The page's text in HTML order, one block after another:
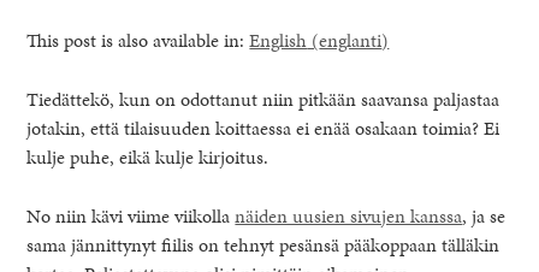
This post is also available in:English (englanti)
Tiedättekö, kun on odottanut niin pitkään saavansa paljastaa
jotakin, että tilaisuuden koittaessa ei enää osakaan toimia? Ei
kulje puhe, eikä kulje kirjoitus.
No niin kävi viime viikollanäiden uusien sivujen kanssa, ja se
sama jännittynyt fiilis on tehnyt pesänsä pääkoppaan tälläkin